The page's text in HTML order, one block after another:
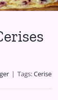
| Tags:Cerise